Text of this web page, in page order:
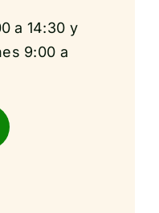
a 14:30 y
9:00 a